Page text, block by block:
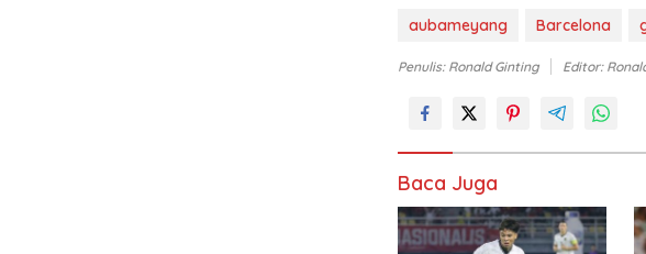
aubameyang Barcelona
Penulis: Ronald Ginting Editor:
Baca Juga